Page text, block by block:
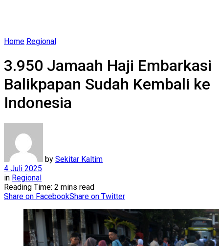
Home Regional
3.950 Jamaah Haji Embarkasi
Balikpapan Sudah Kembali ke
Indonesia
by Sekitar Kaltim
4 Juli 2025
in Regional
Reading Time: 2 mins read
Share on FacebookShare on Twitter